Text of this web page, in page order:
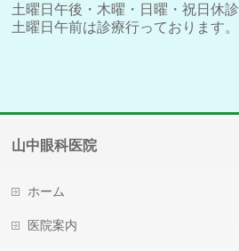
土曜日午後・木曜・日曜・祝日休診
土曜日午前は診療行っております。
山中眼科医院
ホーム
医院案内